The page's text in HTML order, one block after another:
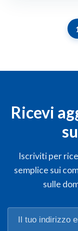
1
Ricevi
Iscriviti per
semplice sui
sulle